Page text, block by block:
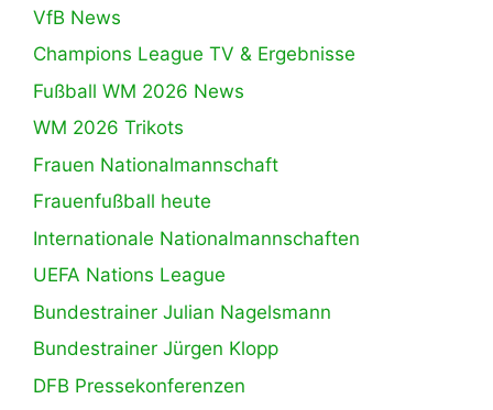
VfB News
Champions League TV & Ergebnisse
Fußball WM 2026 News
WM 2026 Trikots
Frauen Nationalmannschaft
Frauenfußball heute
Internationale Nationalmannschaften
UEFA Nations League
Bundestrainer Julian Nagelsmann
Bundestrainer Jürgen Klopp
DFB Pressekonferenzen